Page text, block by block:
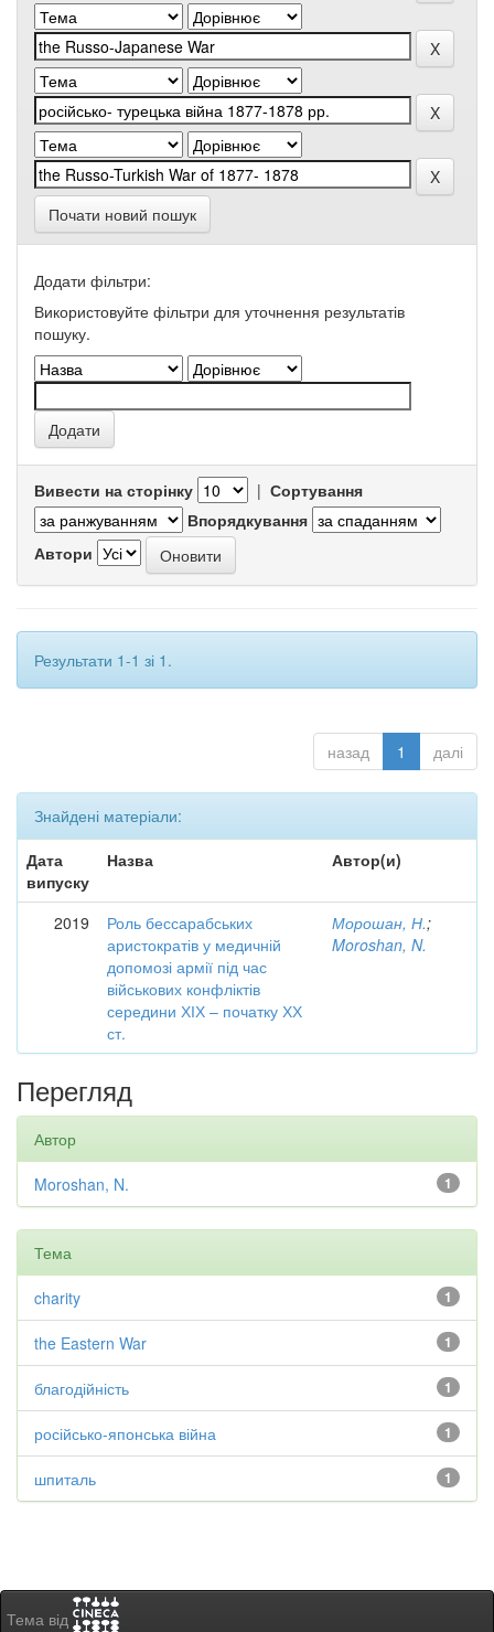
Почати новий пошук
Додати фільтри:
Використовуйте фільтри для уточнення результатів
пошуку.
Вивести на сторінку | Сортування
Впорядкування
Автори
Результати 1-1 зі 1.
назад 1 далі
Знайдені матеріали:
Дата
випуску
Назва Автор(и)
2019
Роль бессарабських
аристократів у медичній
допомозі армії під час
військових конфліктів
середини ХІХ – початку ХХ
ст.
Морошан, Н.;
Moroshan, N.
Перегляд
Автор
1
Moroshan, N.
Тема
1
charity
1
the Eastern War
1
благодійність
1
російсько-японська війна
1
шпиталь
Тема від